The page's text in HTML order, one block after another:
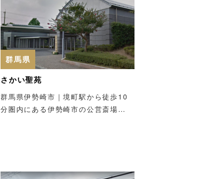
群馬県
さかい聖苑
群馬県伊勢崎市｜境町駅から徒歩10
分圏内にある伊勢崎市の公営斎場…